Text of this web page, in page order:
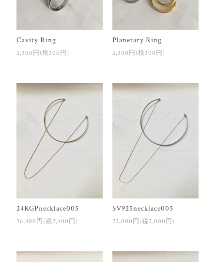
Cavity Ring
3,300円(税300円)
Planetary Ring
3,300円(税300円)
24KGPnecklace005
26,400円(税2,400円)
SV925necklace005
22,000円(税2,000円)